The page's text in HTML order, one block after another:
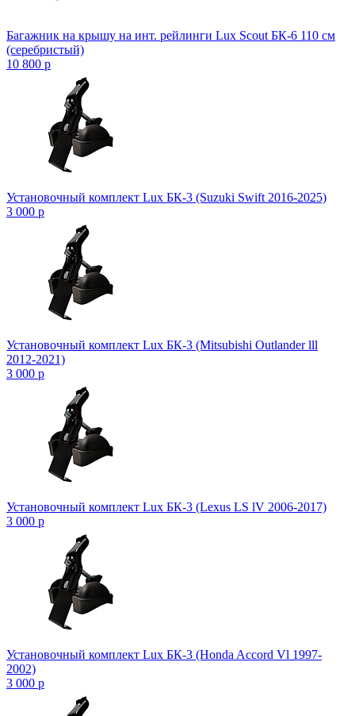
Багажник на крышу на инт. рейлинги Lux Scout БК-6 110 см
(серебристый)
10 800 p
Установочный комплект Lux БК-3 (Suzuki Swift 2016-2025)
3 000 p
Установочный комплект Lux БК-3 (Mitsubishi Outlander lll
2012-2021)
3 000 p
Установочный комплект Lux БК-3 (Lexus LS lV 2006-2017)
3 000 p
Установочный комплект Lux БК-3 (Honda Accord Vl 1997-
2002)
3 000 p